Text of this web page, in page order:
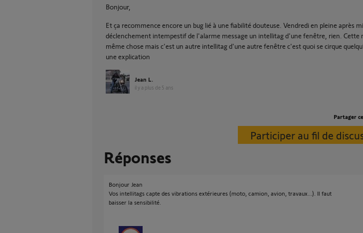
Bonjour,
Et ça recommence encore un bug lié à une fiabilité douteuse. Vendredi en pleine après
déclenchement intempestif de l'alarme message un intellitag d'une fenêtre, rien. Cette
même chose mais c'est un autre intellitag d'une autre fenêtre c'est quoi se cirque
une explication
Jean L.
il y a plus de 5 ans
Partager
Participer au fil de
Réponses
Bonjour Jean
Vos intellitags capte des vibrations extérieures (moto, camion, avion, travaux...). Il faut
baisser la sensibilité.